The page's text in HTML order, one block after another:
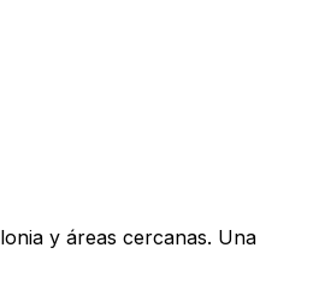
y áreas cercanas. Una